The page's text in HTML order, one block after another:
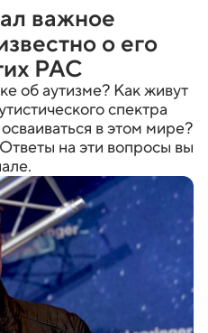
важное
о его
РАС
об аутизме? Как живут
спектра
в этом мире?
на эти вопросы вы